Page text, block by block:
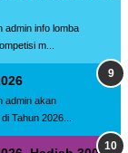
admin info lomba
m...
admin akan
Tahun 2026...